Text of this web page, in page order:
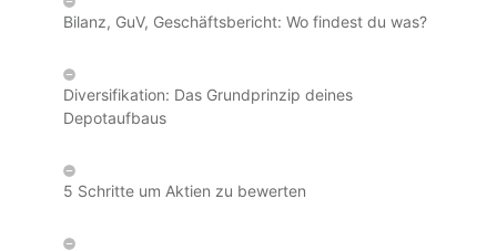
Bilanz, GuV, Geschäftsbericht: Wo findest du was?
Diversifikation: Das Grundprinzip deines
Depotaufbaus
5 Schritte um Aktien zu bewerten